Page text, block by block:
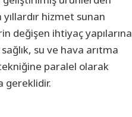
hizmet sunan
değişen ihtiyaç yapılarına
su ve hava arıtma
paralel olarak
gereklidir.